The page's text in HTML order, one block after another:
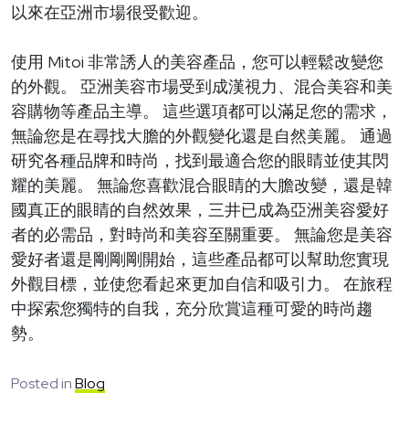
以來在亞洲市場很受歡迎。
使用 Mitoi 非常誘人的美容產品，您可以輕鬆改變您
的外觀。 亞洲美容市場受到成漢視力、混合美容和美
容購物等產品主導。 這些選項都可以滿足您的需求，
無論您是在尋找大膽的外觀變化還是自然美麗。 通過
研究各種品牌和時尚，找到最適合您的眼睛並使其閃
耀的美麗。 無論您喜歡混合眼睛的大膽改變，還是韓
國真正的眼睛的自然效果，三井已成為亞洲美容愛好
者的必需品，對時尚和美容至關重要。 無論您是美容
愛好者還是剛剛剛開始，這些產品都可以幫助您實現
外觀目標，並使您看起來更加自信和吸引力。 在旅程
中探索您獨特的自我，充分欣賞這種可愛的時尚趨
勢。
Posted inBlog